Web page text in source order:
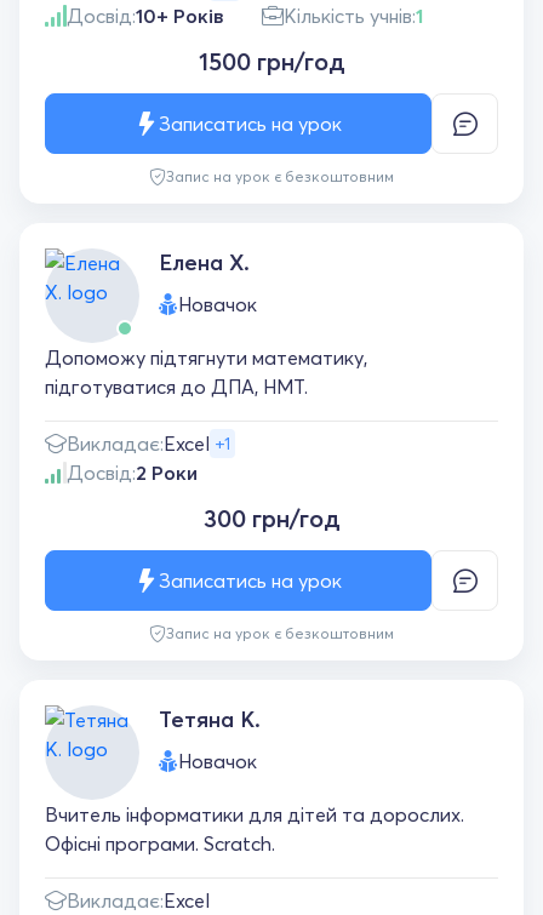
Досвід:10+ Років Кількість учнів:1
1500 грн/год
Запис на урок є безкоштовним
Записатись на урок
Елена Х.
Новачок
Допоможу підтягнути математику,
підготуватися до ДПА, НМТ.
Викладає:Excel +1
Досвід:2 Роки
300 грн/год
Запис на урок є безкоштовним
Записатись на урок
Тетяна К.
Новачок
Вчитель інформатики для дітей та дорослих.
Офісні програми. Scratch.
Викладає:Excel